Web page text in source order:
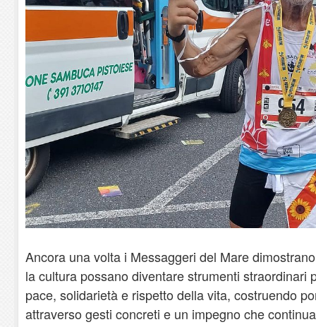
Ancora una volta i Messaggeri del Mare
la cultura possano diventare strumenti straordinari
pace, solidarietà e rispetto della vita, costruendo
attraverso gesti concreti e un impegno che